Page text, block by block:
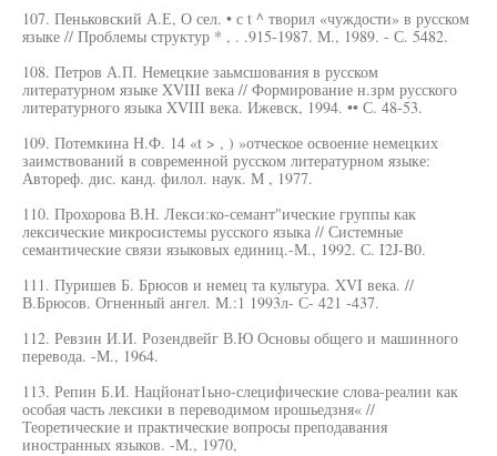
107. Пеньковский А.Е, О сел. • с t ^ творил «чуждости» в русском
языке // Проблемы структур * , . .915-1987. М., 1989. - С. 5482.
108. Петров А.П. Немецкие заьмсшования в русском
литературном языке XVIII века // Формирование н.зрм русского
литературного языка XVIII века. Ижевск, 1994. •• С. 48-53.
109. Потемкина Н.Ф. 14 «t > , ) »отческое освоение немецких
заимствований в современной русском литературном языке:
Автореф. дис. канд. филол. наук. М , 1977.
110. Прохорова В.Н. Лекси:ко-семант"ические группы как
лексические микросистемы русского языка // Системные
семантические связи языковых единиц.-М., 1992. С. I2J-B0.
111. Пуришев Б. Брюсов и немец та культура. XVI века. //
В.Брюсов. Огненный ангел. М.:1 1993л- С- 421 -437.
112. Ревзин И.И. Розендвейг В.Ю Основы общего и машинного
перевода. -М., 1964.
113. Репин Б.И. Нацйонат1ьно-слецифические слова-реалии как
особая часть лексики в переводимом ирошьедзня« //
Теоретические и практические вопросы преподавания
иностранных языков. -М., 1970,